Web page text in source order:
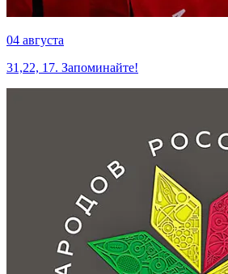
04 августа
31,22, 17. Запоминайте!